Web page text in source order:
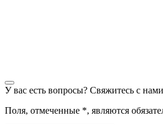
У вас есть вопросы? Свяжитесь с
Поля, отмеченные *, являются